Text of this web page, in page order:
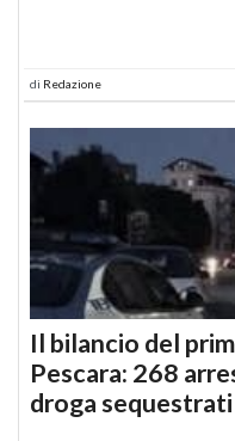
di Redazione
Il bilancio del
Pescara: 268
droga sequestrati